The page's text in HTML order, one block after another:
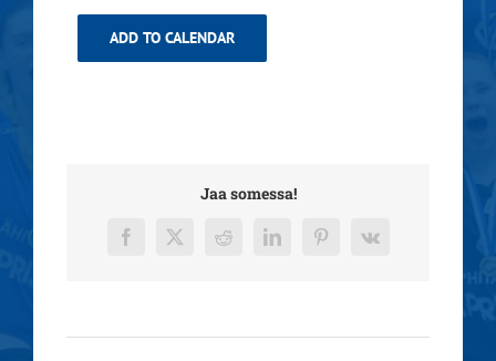
ADD TO CALENDAR
Jaa somessa!
Facebook
X RedditLinkedInPinterest
Vk